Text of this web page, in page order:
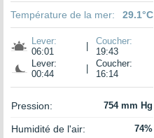
Température de la mer: 29.1°C
Lever:
06:01
Coucher:
19:43
Lever:
00:44
Coucher:
16:14
Pression: 754 mm Hg
Humidité de l'air: 74%